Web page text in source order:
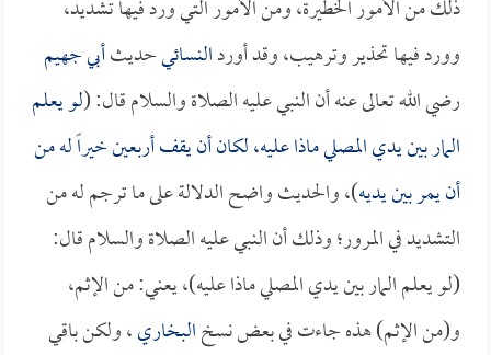
ذلك من الأمور الخطيرة، ومن الأمور التي ورد فيها تشديد،
وورد فيها تحذير وترهيب، وقد أوردالنسائيحديثأبي جهيم
رضي الله تعالى عنه أن النبي عليه الصلاة والسلام قال: (لو يعلم
المار بين يدي المصلي ماذا عليه، لكان أن يقف أربعين خيراً له من
أن يمر بين يديه)، والحديث واضح الدلالة على ما ترجم له من
التشديد في المرور؛ وذلك أن النبي عليه الصلاة والسلام قال:
(لو يعلم المار بين يدي المصلي ماذا عليه)، يعني: من الإثم،
و(من الإثم) هذه جاءت في بعض نسخالبخاري، ولكن باقي